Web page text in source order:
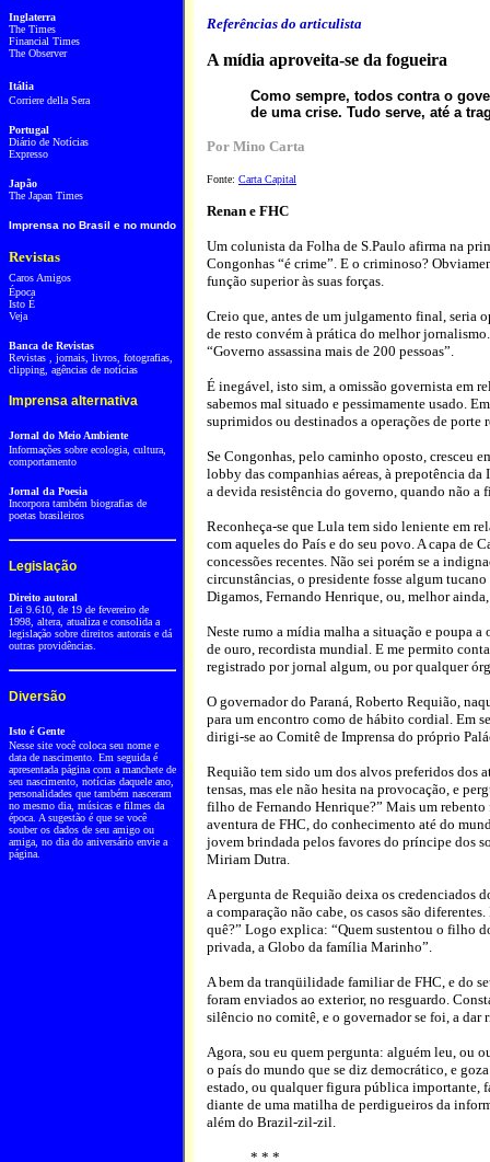
Inglaterra
The Times
Financial Times
The Observer
Itália
Corriere della Sera
Portugal
Diário de Notícias
Expresso
Japão
The Japan Times
Imprensa no Brasil e no mundo
Revistas
Caros Amigos
Época
Isto É
Veja
Banca de Revistas
Revistas , jornais, livros, fotografias,
clipping, agências de notícias
Imprensa alternativa
Jornal do Meio Ambiente
Informações sobre ecologia, cultura,
comportamento
Jornal da Poesia
Incorpora também biografias de
poetas brasileiros
Legislação
Direito autoral
Lei 9.610, de 19 de fevereiro de
1998, altera, atualiza e consolida a
legislação sobre direitos autorais e dá
outras providências.
Diversão
Isto é Gente
Nesse site você coloca seu nome e
data de nascimento. Em seguida é
apresentada página com a manchete de
seu nascimento, notícias daquele ano,
personalidades que também nasceram
no mesmo dia, músicas e filmes da
época. A sugestão é que se você
souber os dados de seu amigo ou
amiga, no dia do aniversário envie a
página.
Referências do articulista
A mídia aproveita-se da fogueira
Como sempre, todos contra o
de uma crise. Tudo serve, até a
Por Mino Carta
Fonte: Carta Capital
Renan e FHC
Um colunista da Folha de S.Paulo afirma na
Congonhas “é crime”. E o criminoso?
função superior às suas forças.
Creio que, antes de um julgamento final, seria
de resto convém à prática do melhor
“Governo assassina mais de 200 pessoas”.
É inegável, isto sim, a omissão governista em
sabemos mal situado e pessimamente usado.
suprimidos ou destinados a operações de porte
Se Congonhas, pelo caminho oposto, cresceu
lobby das companhias aéreas, à prepotência
a devida resistência do governo, quando não a
Reconheça-se que Lula tem sido leniente em
com aqueles do País e do seu povo. A capa de
concessões recentes. Não sei porém se a
circunstâncias, o presidente fosse algum
Digamos, Fernando Henrique, ou, melhor
Neste rumo a mídia malha a situação e poupa
de ouro, recordista mundial. E me permito
registrado por jornal algum, ou por qualquer
O governador do Paraná, Roberto Requião,
para um encontro como de hábito cordial. Em
dirigi-se ao Comitê de Imprensa do próprio
Requião tem sido um dos alvos preferidos dos
tensas, mas ele não hesita na provocação, e
filho de Fernando Henrique?” Mais um
aventura de FHC, do conhecimento até do
jovem brindada pelos favores do príncipe dos
Miriam Dutra.
A pergunta de Requião deixa os credenciados
a comparação não cabe, os casos são
quê?” Logo explica: “Quem sustentou o filho
privada, a Globo da família Marinho”.
A bem da tranqüilidade familiar de FHC, e do
foram enviados ao exterior, no resguardo.
silêncio no comitê, e o governador se foi, a dar
Agora, sou eu quem pergunta: alguém leu, ou
o país do mundo que se diz democrático, e
estado, ou qualquer figura pública importante,
diante de uma matilha de perdigueiros da
além do Brazil-zil-zil.
* * *